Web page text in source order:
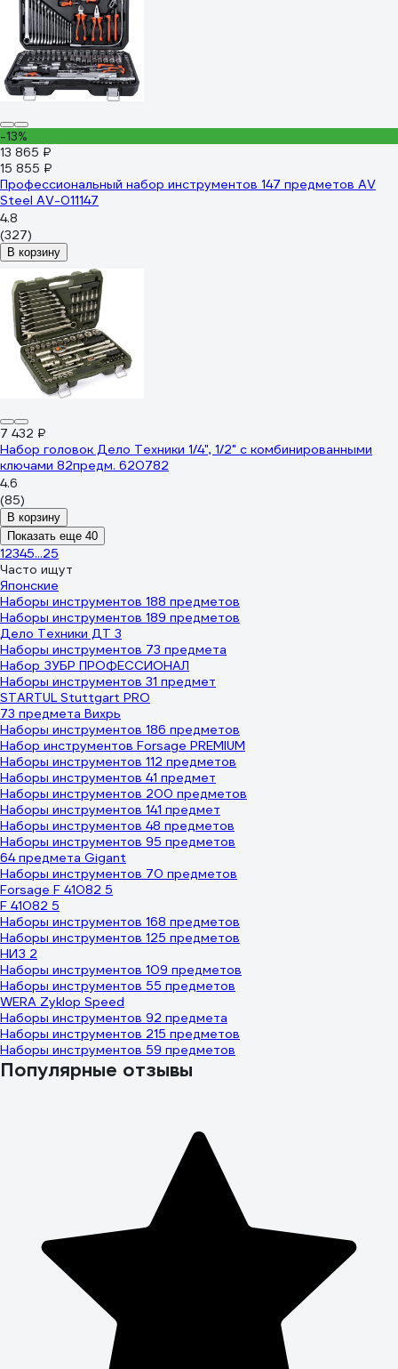
-13%
13 865 ₽
15 855 ₽
Профессиональный набор инструментов 147 предметов AV
Steel AV-011147
4.8
(327)
В корзину
7 432 ₽
Набор головок Дело Техники 1/4", 1/2" с комбинированными
ключами 82предм. 620782
4.6
(85)
В корзину
Показать еще 40
12345...25
Часто ищут
Японские
Наборы инструментов 188 предметов
Наборы инструментов 189 предметов
Дело Техники ДТ 3
Наборы инструментов 73 предмета
Набор ЗУБР ПРОФЕССИОНАЛ
Наборы инструментов 31 предмет
STARTUL Stuttgart PRO
73 предмета Вихрь
Наборы инструментов 186 предметов
Набор инструментов Forsage PREMIUM
Наборы инструментов 112 предметов
Наборы инструментов 41 предмет
Наборы инструментов 200 предметов
Наборы инструментов 141 предмет
Наборы инструментов 48 предметов
Наборы инструментов 95 предметов
64 предмета Gigant
Наборы инструментов 70 предметов
Forsage F 41082 5
F 41082 5
Наборы инструментов 168 предметов
Наборы инструментов 125 предметов
НИЗ 2
Наборы инструментов 109 предметов
Наборы инструментов 55 предметов
WERA Zyklop Speed
Наборы инструментов 92 предмета
Наборы инструментов 215 предметов
Наборы инструментов 59 предметов
Популярные отзывы